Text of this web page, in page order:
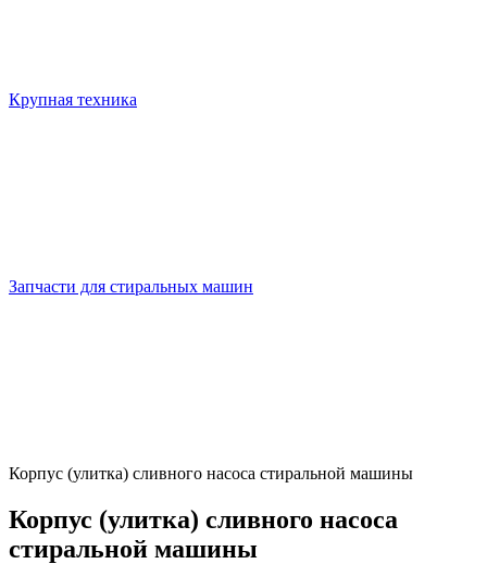
Крупная техника
Запчасти для стиральных машин
Корпус (улитка) сливного насоса стиральной машины
Корпус (улитка) сливного насоса
стиральной машины